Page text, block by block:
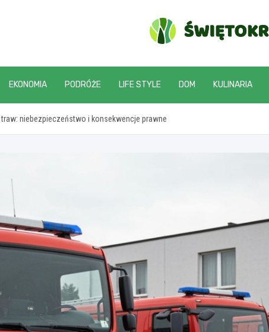
EKONOMIA PODRÓŻE LIFE STYLE DOM KULINARIA
traw: niebezpieczeństwo i konsekwencje prawne